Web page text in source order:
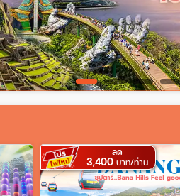
ลด
3,400 บาท/ท่าน